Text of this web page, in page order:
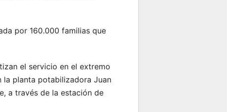
por 160.000 familias que
el servicio en el extremo
la planta potabilizadora Juan
a través de la estación de